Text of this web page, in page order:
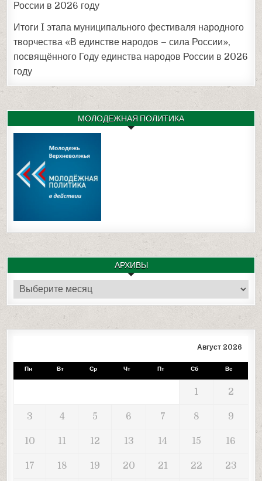
России в 2026 году
Итоги I этапа муниципального фестиваля народного
творчества «В единстве народов – сила России»,
посвящённого Году единства народов России в 2026
году
МОЛОДЕЖНАЯ ПОЛИТИКА
АРХИВЫ
Архивы
Август 2026
Пн Вт Ср Чт Пт Сб Вс
1 2
3 4 5 6 7 8 9
10 11 12 13 14 15 16
17 18 19 20 21 22 23